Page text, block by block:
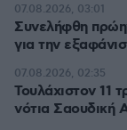
Συνελήφθη
για την
07.08.2026, 03:01
Τουλάχιστον 11
νότια Σαουδική
07.08.2026, 02:35